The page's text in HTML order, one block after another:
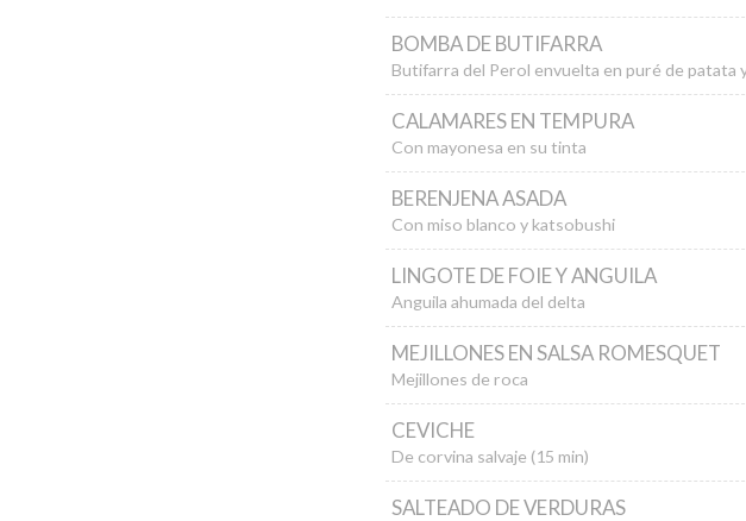
BOMBA DE BUTIFARRA
Butifarra del Perol envuelta en puré de patata
CALAMARES EN TEMPURA
Con mayonesa en su tinta
BERENJENA ASADA
Con miso blanco y katsobushi
LINGOTE DE FOIE Y ANGUILA
Anguila ahumada del delta
MEJILLONES EN SALSA ROMESQUET
Mejillones de roca
CEVICHE
De corvina salvaje (15 min)
SALTEADO DE VERDURAS